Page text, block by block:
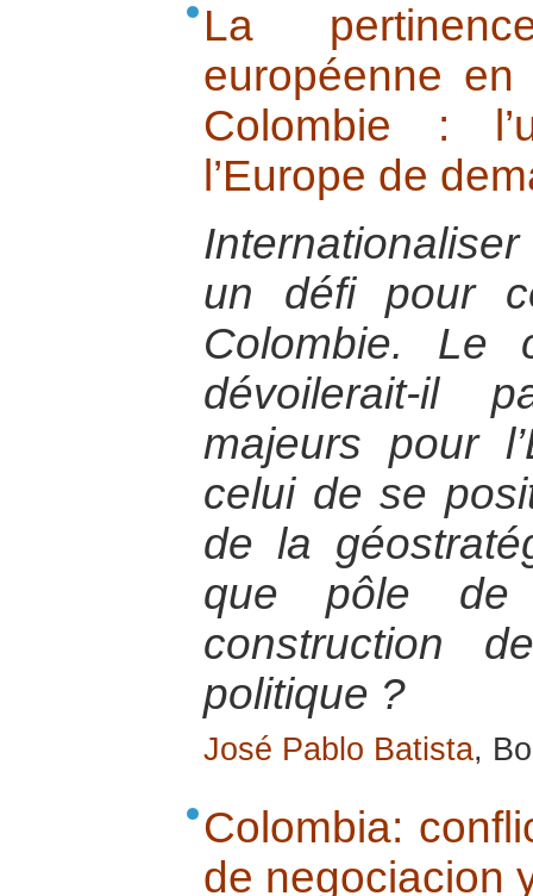
La
européenne
Colombie :
l’Europe de
un défi pour
Colombie. Le
dévoilerait-il
majeurs pour
celui de se
de la
que pôle de
construction
politique ?
José Pablo Batista,
Colombia:
de negociacion